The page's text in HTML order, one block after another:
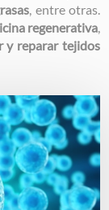
, entre otras.
regenerativa,
y reparar tejidos